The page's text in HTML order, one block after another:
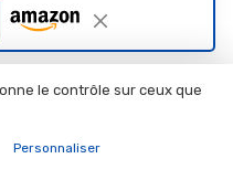
shirts matières premium →
le contrôle sur ceux que
Personnaliser